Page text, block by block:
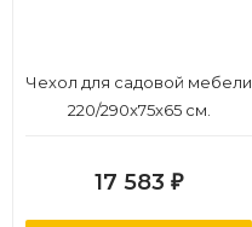
Чехол для садовой мебели
220/290x75x65 см.
17 583 ₽